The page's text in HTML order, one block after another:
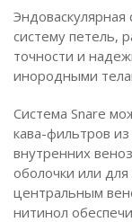
Эндоваскулярная
систему петель,
точности и
инородными
Система Snare
кава-фильтров
внутренних
оболочки или
центральным
нитинол